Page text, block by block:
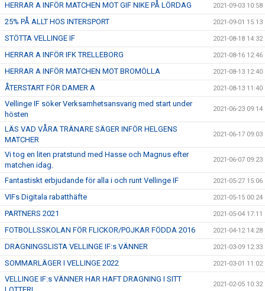
HERRAR A INFÖR MATCHEN MOT GIF NIKE PÅ LÖRDAG 2021-09-03 10:58
25% PÅ ALLT HOS INTERSPORT 2021-09-01 15:13
STÖTTA VELLINGE IF 2021-08-18 14:32
HERRAR A INFÖR IFK TRELLEBORG 2021-08-16 12:46
HERRAR A INFÖR MATCHEN MOT BROMÖLLA 2021-08-13 12:40
ÅTERSTART FÖR DAMER A 2021-08-13 11:40
Vellinge IF söker Verksamhetsansvarig med start under
hösten
2021-06-23 09:14
LÄS VAD VÅRA TRÄNARE SÄGER INFÖR HELGENS
MATCHER
2021-06-17 09:03
Vi tog en liten pratstund med Hasse och Magnus efter
matchen idag.
2021-06-07 09:23
Fantastiskt erbjudande för alla i och runt Vellinge IF 2021-05-27 15:06
VIFs Digitala rabatthäfte 2021-05-15 00:24
PARTNERS 2021 2021-05-04 17:11
FOTBOLLSSKOLAN FÖR FLICKOR/POJKAR FÖDDA 2016 2021-04-12 14:28
DRAGNINGSLISTA VELLINGE IF:s VÄNNER 2021-03-09 12:33
SOMMARLÄGER I VELLINGE 2022 2021-03-01 11:02
VELLINGE IF:s VÄNNER HAR HAFT DRAGNING I SITT
2021-02-05 10:32